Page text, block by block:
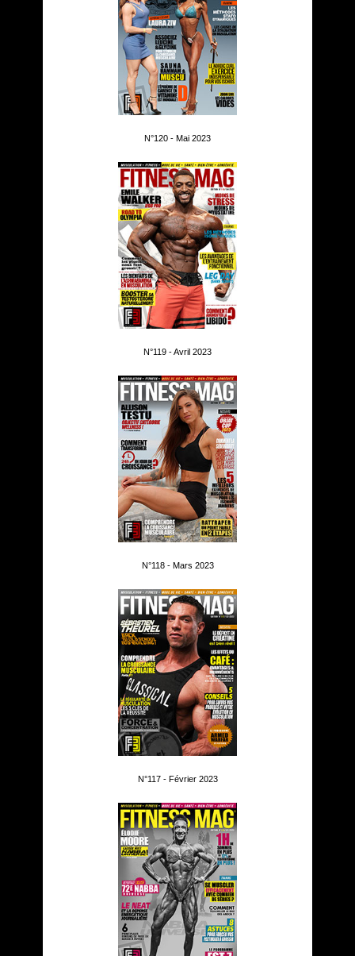
N°120 - Mai 2023
N°119 - Avril 2023
N°118 - Mars 2023
N°117 - Février 2023